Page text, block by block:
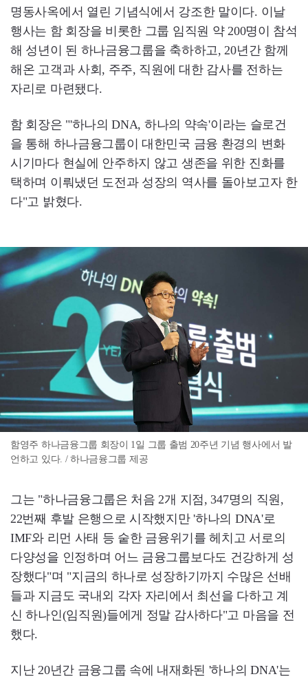
명동사옥에서 열린 기념식에서 강조한 말이다. 이날
행사는 함 회장을 비롯한 그룹 임직원 약 200명이 참석
해 성년이 된 하나금융그룹을 축하하고, 20년간 함께
해온 고객과 사회, 주주, 직원에 대한 감사를 전하는
자리로 마련됐다.
함 회장은 "'하나의 DNA, 하나의 약속'이라는 슬로건
을 통해 하나금융그룹이 대한민국 금융 환경의 변화
시기마다 현실에 안주하지 않고 생존을 위한 진화를
택하며 이뤄냈던 도전과 성장의 역사를 돌아보고자 한
다"고 밝혔다.
함영주 하나금융그룹 회장이 1일 그룹 출범 20주년 기념 행사에서 발
언하고 있다. / 하나금융그룹 제공
그는 "하나금융그룹은 처음 2개 지점, 347명의 직원,
22번째 후발 은행으로 시작했지만 '하나의 DNA'로
IMF와 리먼 사태 등 숱한 금융위기를 헤치고 서로의
다양성을 인정하며 어느 금융그룹보다도 건강하게 성
장했다"며 "지금의 하나로 성장하기까지 수많은 선배
들과 지금도 국내외 각자 자리에서 최선을 다하고 계
신 하나인(임직원)들에게 정말 감사하다"고 마음을 전
했다.
지난 20년간 금융그룹 속에 내재화된 '하나의 DNA'는